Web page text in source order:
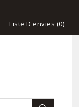
Liste D'envies (0)